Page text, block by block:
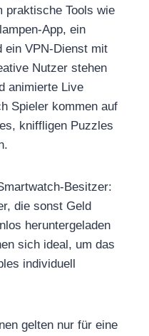
praktische Tools wie
App, ein
ein VPN-Dienst mit
Nutzer stehen
animierte Live
Spieler kommen auf
kniffligen Puzzles
Besitzer:
die sonst Geld
heruntergeladen
sich ideal, um das
individuell
gelten nur für eine